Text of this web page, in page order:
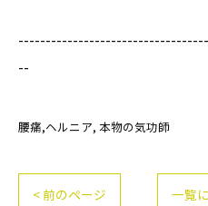
--
腰痛,ヘルニア 本物の気功師
< 前のページ 一覧